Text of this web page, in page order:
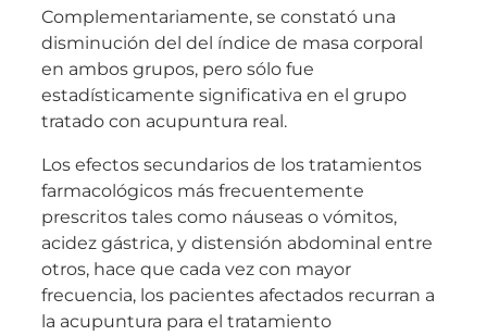
Complementariamente, se constató una
disminución del del índice de masa corporal
en ambos grupos, pero sólo fue
estadísticamente significativa en el grupo
tratado con acupuntura real.
Los efectos secundarios de los tratamientos
farmacológicos más frecuentemente
prescritos tales como náuseas o vómitos,
acidez gástrica, y distensión abdominal entre
otros, hace que cada vez con mayor
frecuencia, los pacientes afectados recurran a
la acupuntura para el tratamiento